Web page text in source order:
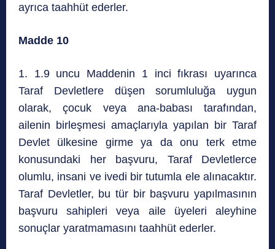
ayrıca taahhüt ederler.
Madde 10
1. 1.9 uncu Maddenin 1 inci fıkrası uyarınca
Taraf Devletlere düşen sorumluluğa uygun
olarak, çocuk veya ana-babası tarafından,
ailenin birleşmesi amaçlarıyla yapılan bir Taraf
Devlet ülkesine girme ya da onu terk etme
konusundaki her başvuru, Taraf Devletlerce
olumlu, insani ve ivedi bir tutumla ele alınacaktır.
Taraf Devletler, bu tür bir başvuru yapılmasının
başvuru sahipleri veya aile üyeleri aleyhine
sonuçlar yaratmamasını taahhüt ederler.